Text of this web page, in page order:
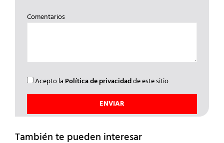
Comentarios
Acepto la Política de privacidadde este sitio
También te pueden interesar